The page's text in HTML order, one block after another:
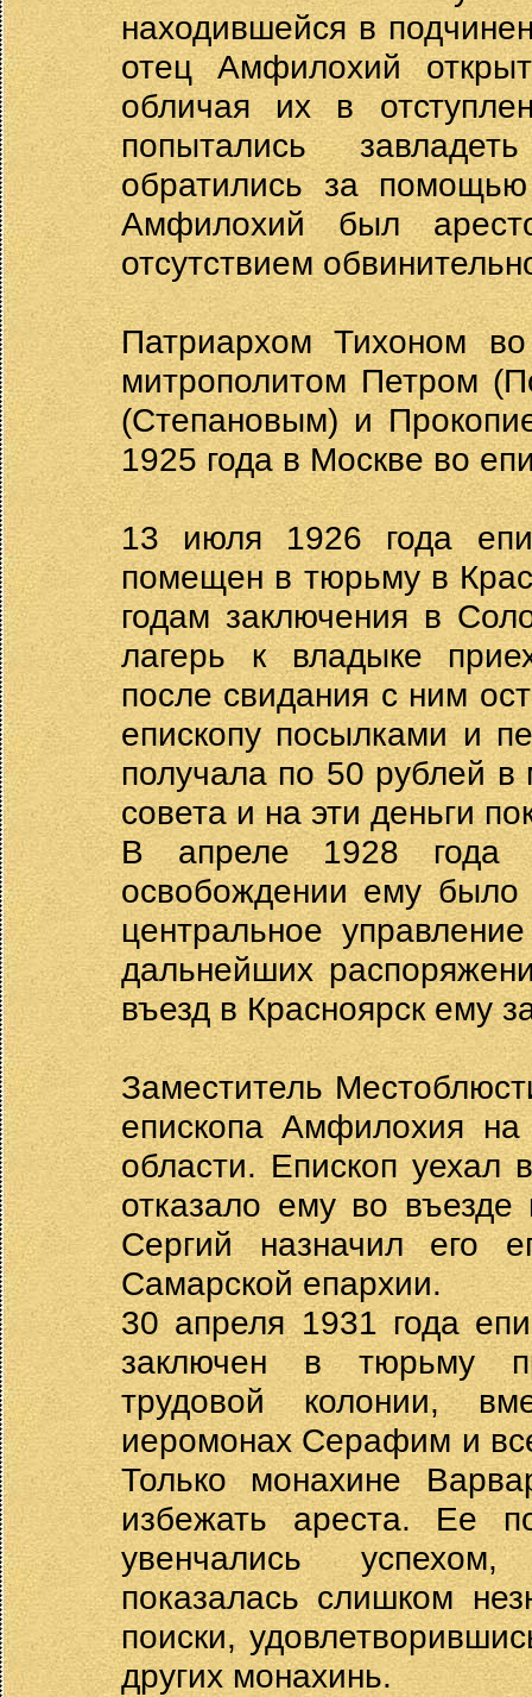
находившейся в
отец Амфилохий
обличая их в
попытались
обратились за
Амфилохий был
отсутствием
Патриархом Тихоном
митрополитом Петром
(Степановым) и
1925 года в Москве во
13 июля 1926 года
помещен в тюрьму в
годам заключения в
лагерь к владыке
после свидания с ним
епископу посылками и
получала по 50 рублей в
совета и на эти деньги
В апреле 1928 года
освобождении ему было
центральное
дальнейших
въезд в Красноярск ему
Заместитель
епископа Амфилохия
области. Епископ уехал
отказало ему во въезде
Сергий назначил его
Самарской епархии.
30 апреля 1931 года
заключен в тюрьму
трудовой колонии,
иеромонах Серафим и
Только монахине
избежать ареста. Ее
увенчались успехом,
показалась слишком
поиски,
других монахинь.